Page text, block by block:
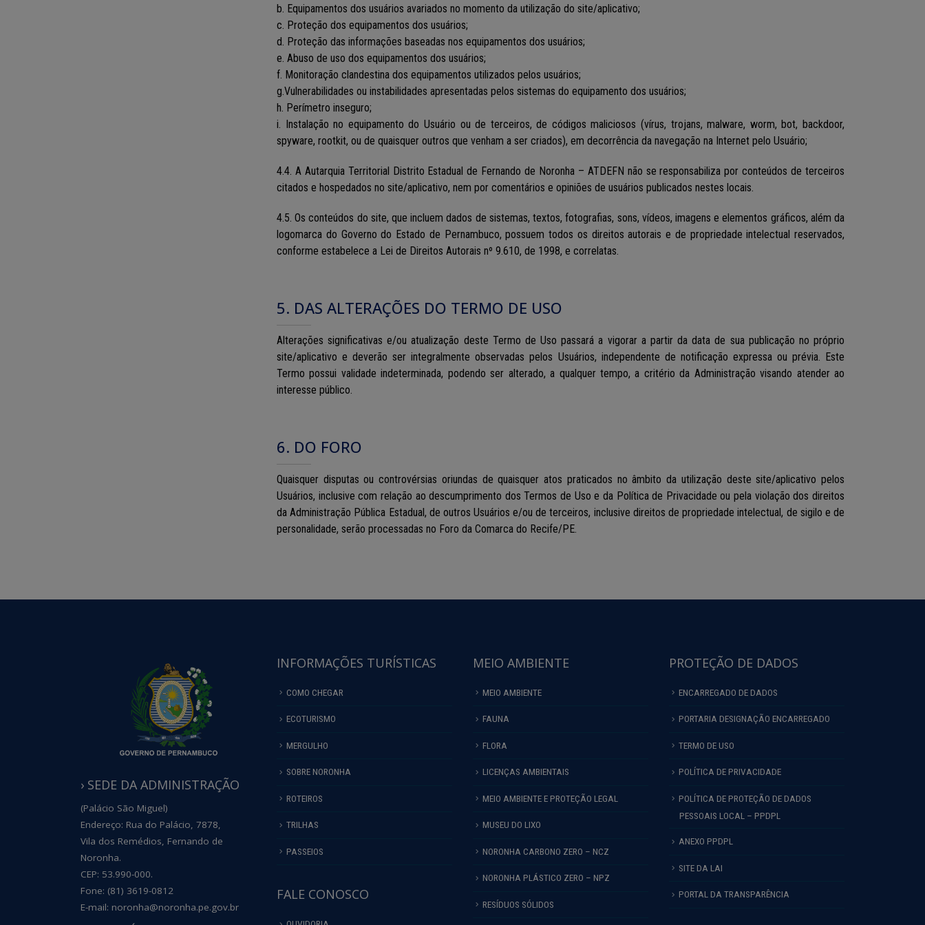
b. Equipamentos dos usuários avariados no momento da utilização do site/aplicativo;
c. Proteção dos equipamentos dos usuários;
d. Proteção das informações baseadas nos equipamentos dos usuários;
e. Abuso de uso dos equipamentos dos usuários;
f. Monitoração clandestina dos equipamentos utilizados pelos usuários;
g.Vulnerabilidades ou instabilidades apresentadas pelos sistemas do equipamento dos usuários;
h. Perímetro inseguro;
i. Instalação no equipamento do Usuário ou de terceiros, de códigos maliciosos (vírus, trojans, malware, worm, bot, backdoor,
spyware, rootkit, ou de quaisquer outros que venham a ser criados), em decorrência da navegação na Internet pelo Usuário;
4.4. A Autarquia Territorial Distrito Estadual de Fernando de Noronha – ATDEFN não se responsabiliza por conteúdos de terceiros
citados e hospedados no site/aplicativo, nem por comentários e opiniões de usuários publicados nestes locais.
4.5. Os conteúdos do site, que incluem dados de sistemas, textos, fotografias, sons, vídeos, imagens e elementos gráficos, além da
logomarca do Governo do Estado de Pernambuco, possuem todos os direitos autorais e de propriedade intelectual reservados,
conforme estabelece a Lei de Direitos Autorais nº 9.610, de 1998, e correlatas.
5. DAS ALTERAÇÕES DO TERMO DE USO
Alterações significativas e/ou atualização deste Termo de Uso passará a vigorar a partir da data de sua publicação no próprio
site/aplicativo e deverão ser integralmente observadas pelos Usuários, independente de notificação expressa ou prévia. Este
Termo possui validade indeterminada, podendo ser alterado, a qualquer tempo, a critério da Administração visando atender ao
interesse público.
6. DO FORO
Quaisquer disputas ou controvérsias oriundas de quaisquer atos praticados no âmbito da utilização deste site/aplicativo pelos
Usuários, inclusive com relação ao descumprimento dos Termos de Uso e da Política de Privacidade ou pela violação dos direitos
da Administração Pública Estadual, de outros Usuários e/ou de terceiros, inclusive direitos de propriedade intelectual, de sigilo e de
personalidade, serão processadas no Foro da Comarca do Recife/PE.
› SEDE DA ADMINISTRAÇÃO
(Palácio São Miguel)
Endereço: Rua do Palácio, 7878,
Vila dos Remédios, Fernando de
Noronha.
CEP: 53.990-000.
Fone: (81) 3619-0812
E-mail: noronha@noronha.pe.gov.br
INFORMAÇÕES TURÍSTICAS
COMO CHEGAR
ECOTURISMO
MERGULHO
SOBRE NORONHA
ROTEIROS
TRILHAS
PASSEIOS
FALE CONOSCO
MEIO AMBIENTE
MEIO AMBIENTE
FAUNA
FLORA
LICENÇAS AMBIENTAIS
MEIO AMBIENTE E PROTEÇÃO LEGAL
MUSEU DO LIXO
NORONHA CARBONO ZERO – NCZ
NORONHA PLÁSTICO ZERO – NPZ
RESÍDUOS SÓLIDOS
PROTEÇÃO DE DADOS
ENCARREGADO DE DADOS
PORTARIA DESIGNAÇÃO ENCARREGADO
TERMO DE USO
POLÍTICA DE PRIVACIDADE
POLÍTICA DE PROTEÇÃO DE DADOS
PESSOAIS LOCAL – PPDPL
ANEXO PPDPL
SITE DA LAI
PORTAL DA TRANSPARÊNCIA